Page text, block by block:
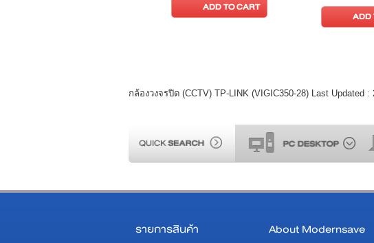
ADD TO CART
ADD
กล้องวงจรปิด (CCTV) TP-LINK (VIGIC350-28) Last Updated :
รายการสินค้า About Modernsave